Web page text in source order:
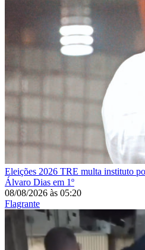
Eleições 2026 TRE multa instituto
Álvaro Dias em 1º
08/08/2026 às 05:20
Flagrante